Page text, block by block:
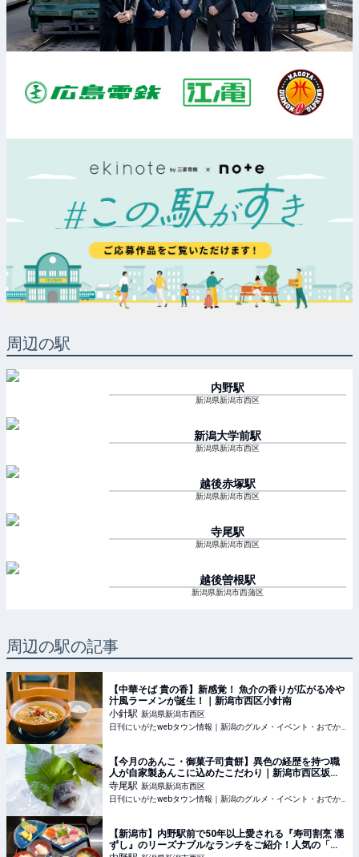
周辺の駅
内野駅
新潟県新潟市西区
新潟大学前駅
新潟県新潟市西区
越後赤塚駅
新潟県新潟市西区
寺尾駅
新潟県新潟市西区
越後曽根駅
新潟県新潟市西蒲区
周辺の駅の記事
【中華そば 貴の香】新感覚！ 魚介の香りが広がる冷や
汁風ラーメンが誕生！｜新潟市西区小針南
小針駅 新潟県新潟市西区
【今月のあんこ・御菓子司貴餅】異色の経歴を持つ職
人が自家製あんこに込めたこだわり｜新潟市西区坂井
東
寺尾駅 新潟県新潟市西区
【新潟市】内野駅前で50年以上愛される『寿司割烹 瀧
ずし』のリーズナブルなランチをご紹介！人気の「お